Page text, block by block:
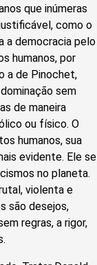
que inúmeras
como o
a democracia pelo
humanos, por
a de Pinochet,
sem
de maneira
ou físico. O
humanos, sua
evidente. Ele se
no planeta.
violenta e
são desejos,
regras, a rigor,